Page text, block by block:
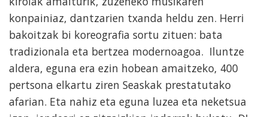
konpainiaz, dantzarien txanda heldu zen. Herri
bakoitzak bi koreografia sortu zituen: bata
tradizionala eta bertzea modernoagoa. Iluntze
aldera, eguna era ezin hobean amaitzeko, 400
pertsona elkartu ziren Seaskak prestatutako
afarian. Eta nahiz eta eguna luzea eta neketsua